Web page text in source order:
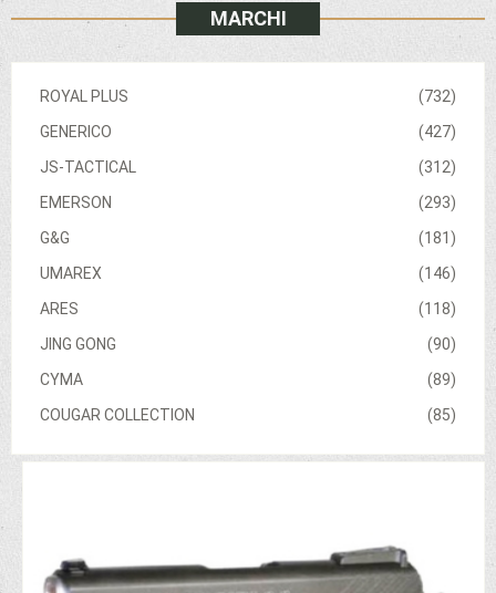
MARCHI
(732)
ROYAL PLUS
(427)
GENERICO
(312)
JS-TACTICAL
(293)
EMERSON
(181)
G&G
(146)
UMAREX
(118)
ARES
(90)
JING GONG
(89)
CYMA
(85)
COUGAR COLLECTION